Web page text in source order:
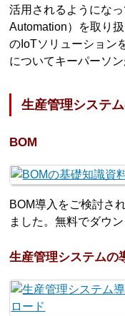
活用されるようにな
Automation）を取り
のIoTソリューション
についてキーパーソン
生産管理システ
BOM
BOM導入をご検討さ
ました。無料でダウ
生産管理システムの